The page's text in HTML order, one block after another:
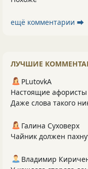
ещё комментарии ⮕
ЛУЧШИЕ
PLutоvkА
Настоящие
Даже слова такого
Галина Суховерх
Чайник должен
Владимир